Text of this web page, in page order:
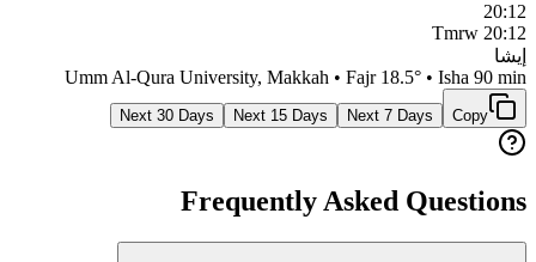
20:12
Tmrw 20:12
إيشا
Umm Al-Qura University, Makkah • Fajr 18.5° • Isha 90 min
Copy
Next 7 Days
Next 15 Days
Next 30 Days
Frequently Asked Questions